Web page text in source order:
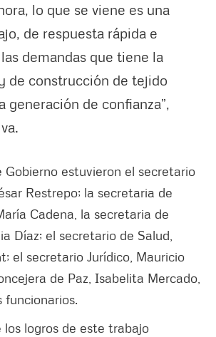
lo que se viene es una
de respuesta rápida e
demandas que tiene la
de construcción de tejido
generación de confianza”,
Gobierno estuvieron el secretario
Restrepo; la secretaria de
Cadena, la secretaria de
Díaz; el secretario de Salud,
el secretario Jurídico, Mauricio
de Paz, Isabelita Mercado,
los logros de este trabajo